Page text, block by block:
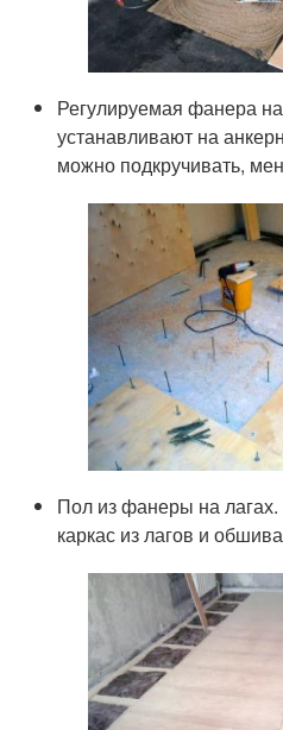
Регулируемая фанера
устанавливают на
можно подкручивать,
Пол из фанеры на
каркас из лагов и